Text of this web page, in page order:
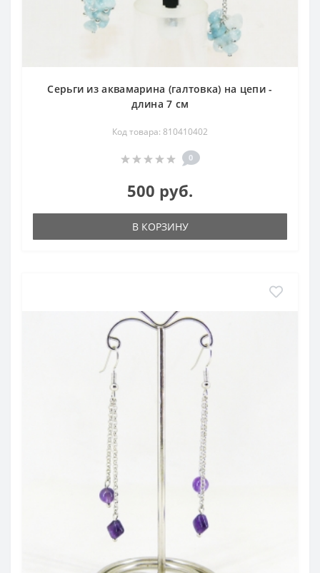
Серьги из аквамарина (галтовка) на цепи -
длина 7 см
Код товара: 810410402
0
500 руб.
В КОРЗИНУ